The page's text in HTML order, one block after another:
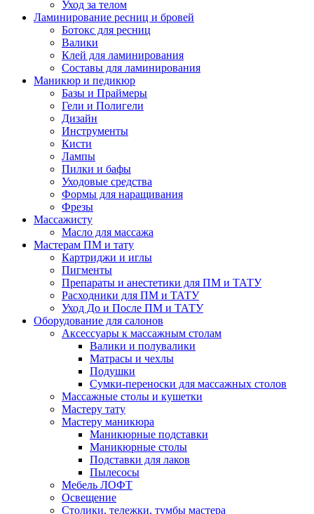
Уход за телом
Ламинирование ресниц и бровей
Ботокс для ресниц
Валики
Клей для ламинирования
Составы для ламинирования
Маникюр и педикюр
Базы и Праймеры
Гели и Полигели
Дизайн
Инструменты
Кисти
Лампы
Пилки и бафы
Уходовые средства
Формы для наращивания
Фрезы
Массажисту
Масло для массажа
Мастерам ПМ и тату
Картриджи и иглы
Пигменты
Препараты и анестетики для ПМ и ТАТУ
Расходники для ПМ и ТАТУ
Уход До и После ПМ и ТАТУ
Оборудование для салонов
Аксессуары к массажным столам
Валики и полувалики
Матрасы и чехлы
Подушки
Сумки-переноски для массажных столов
Массажные столы и кушетки
Мастеру тату
Мастеру маникюра
Маникюрные подставки
Маникюрные столы
Подставки для лаков
Пылесосы
Мебель ЛОФТ
Освещение
Столики, тележки, тумбы мастера